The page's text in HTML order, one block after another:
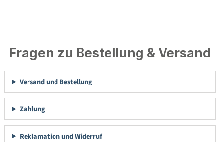
Fragen zu Bestellung & Versand
Versand und Bestellung
Zahlung
Reklamation und Widerruf